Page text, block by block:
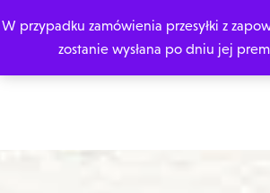
to
W przypadku zamówienia przesyłki z
zostanie wysłana po dniu jej
Katarzyna
Menu